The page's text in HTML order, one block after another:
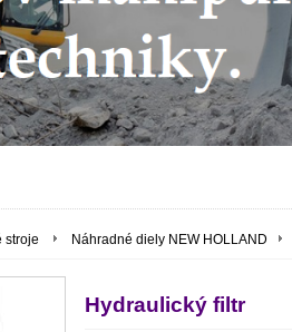
stroje Náhradné diely NEW HOLLAND
Hydraulický filtr